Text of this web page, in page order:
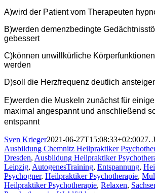
A)wird der Patient vom Therapeuten
B)werden demenzbedingte
gebessert
C)können unwillkürliche
werden
D)soll die Herzfrequenz deutlich
E)werden die Muskeln zunächst für
maximal angespannt und anschließend
entspannt
Sven Krieger2021-06-27T15:08:33+02:0027.
Ausbildung Chemnitz Heilpraktiker
Dresden, Ausbildung Heilpraktiker
Leipzig, AutogenesTraining, Entspannung,
Psychogner, Heilpraktiker Psychotherapie,
Heilpraktiker Psychotherapie, Relaxen,